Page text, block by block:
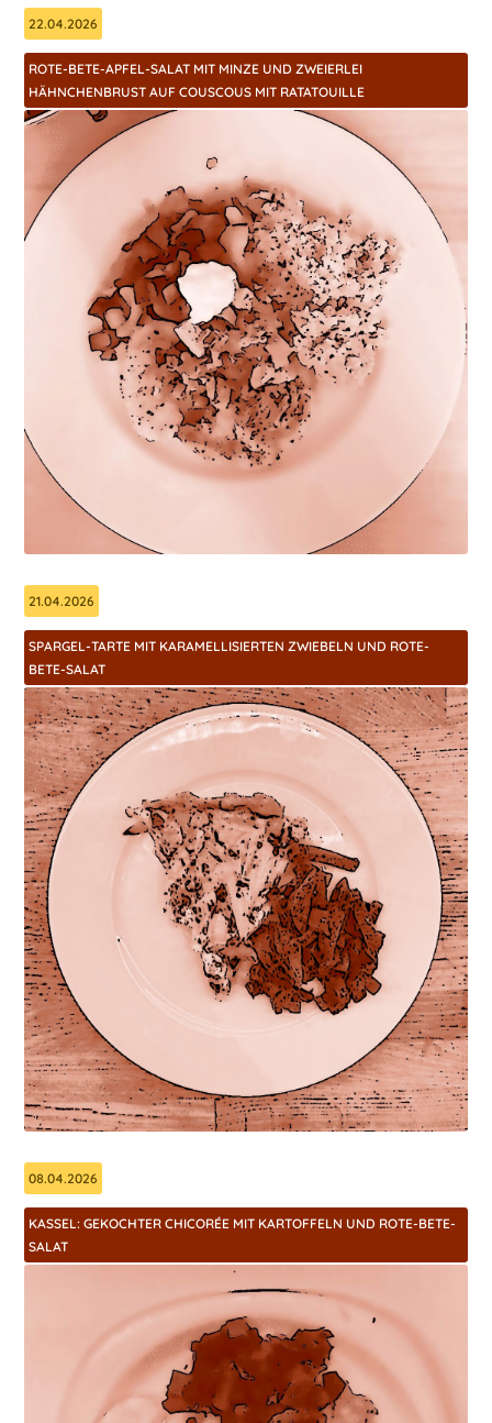
22.04.2026
ROTE-BETE-APFEL-SALAT MIT MINZE UND ZWEIERLEI
HÄHNCHENBRUST AUF COUSCOUS MIT RATATOUILLE
21.04.2026
SPARGEL-TARTE MIT KARAMELLISIERTEN ZWIEBELN UND ROTE-
BETE-SALAT
08.04.2026
KASSEL: GEKOCHTER CHICORÉE MIT KARTOFFELN UND ROTE-BETE-
SALAT